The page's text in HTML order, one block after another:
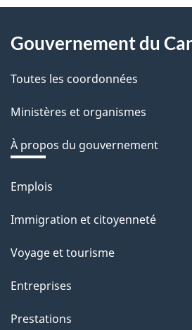
v
o
t
r
r
é
t
r
a
c
i
o
About
this
site
Gouvernement du
Toutes les coordonnées
Ministères et organismes
À propos du gouvernement
Thèmes
sujets
Emplois
Immigration et citoyenneté
Voyage et tourisme
Entreprises
Prestations